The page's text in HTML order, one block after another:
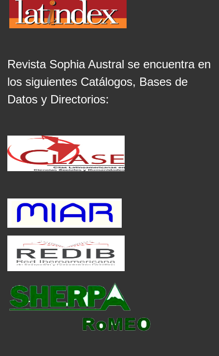
Revista Sophia Austral se encuentra en
los siguientes Catálogos, Bases de
Datos y Directorios: